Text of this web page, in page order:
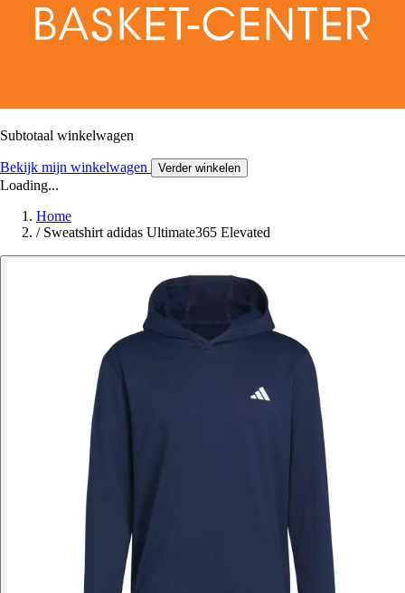
Subtotaal winkelwagen
Bekijk mijn winkelwagen Verder winkelen
Loading...
Home
/ Sweatshirt adidas Ultimate365 Elevated